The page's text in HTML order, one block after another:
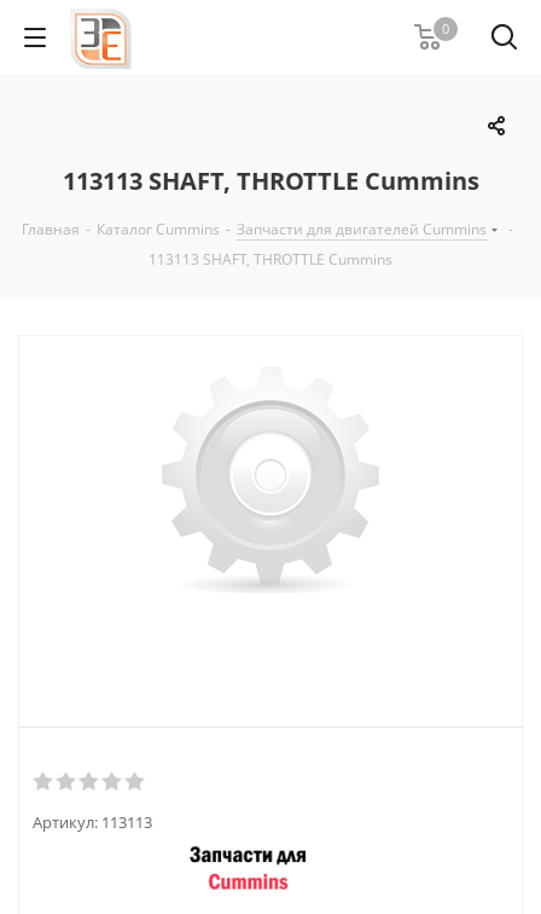
0
113113 SHAFT, THROTTLE Cummins
Главная - Каталог Cummins - Запчасти для двигателей Cummins
-
113113 SHAFT, THROTTLE Cummins
Артикул: 113113